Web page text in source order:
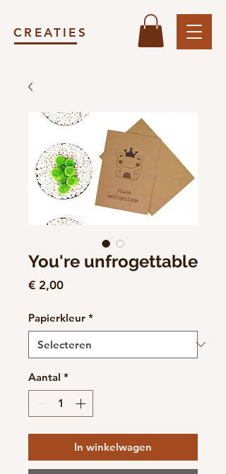
CREATIES
You're unfrogettable
€ 2,00Prijs
Papierkleur *
Aantal *
In winkelwagen